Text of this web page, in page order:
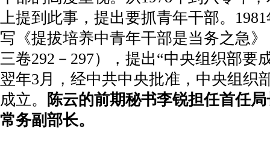
上提到此事，提出要抓青年干部。 1981
写《提拔培养中青年干部是当务之急
三卷292 － 297），提出“中央组织部要
翌年3月，经中共中央批准，中央组织
成立。
陈云的前期秘书李锐担任首任
常务副部长。